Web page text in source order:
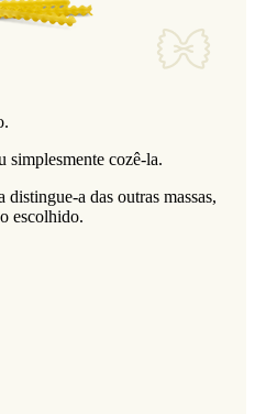
simplesmente cozê-la.
a das outras massas,
escolhido.